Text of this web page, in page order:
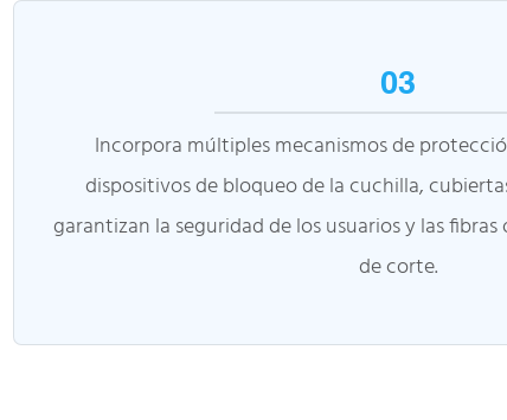
03
Incorpora múltiples mecanismos de
dispositivos de bloqueo de la cuchilla,
garantizan la seguridad de los usuarios y las
de corte.